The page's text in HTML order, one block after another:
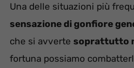
Una delle situazioni più
sensazione di gonfiore
che si avverte soprattutto
fortuna possiamo